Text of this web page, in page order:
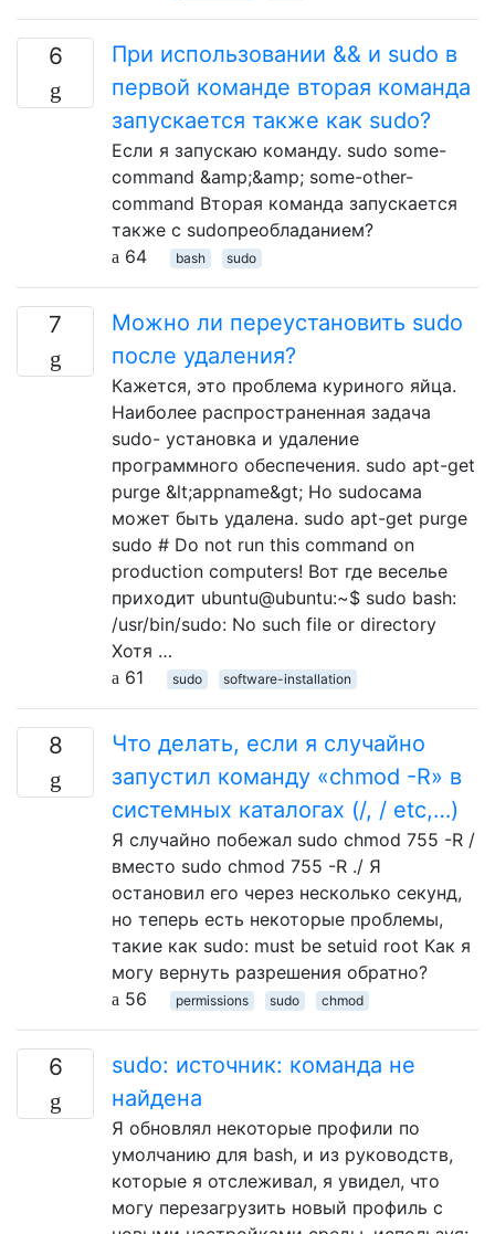
6
При использовании && и sudo в
первой команде вторая команда
запускается также как sudo?
Если я запускаю команду. sudo some-
command &amp;&amp; some-other-
command Вторая команда запускается
также с sudoпреобладанием?
64
bash sudo
7
Можно ли переустановить sudo
после удаления?
Кажется, это проблема куриного яйца.
Наиболее распространенная задача
sudo- установка и удаление
программного обеспечения. sudo apt-get
purge &lt;appname&gt; Но sudoсама
может быть удалена. sudo apt-get purge
sudo # Do not run this command on
production computers! Вот где веселье
приходит ubuntu@ubuntu:~$ sudo bash:
/usr/bin/sudo: No such file or directory
Хотя …
61
sudo software-installation
8
Что делать, если я случайно
запустил команду «chmod -R» в
системных каталогах (/, / etc,…)
Я случайно побежал sudo chmod 755 -R /
вместо sudo chmod 755 -R ./ Я
остановил его через несколько секунд,
но теперь есть некоторые проблемы,
такие как sudo: must be setuid root Как я
могу вернуть разрешения обратно?
56
permissions sudo chmod
6
sudo: источник: команда не
найдена
Я обновлял некоторые профили по
умолчанию для bash, и из руководств,
которые я отслеживал, я увидел, что
могу перезагрузить новый профиль с